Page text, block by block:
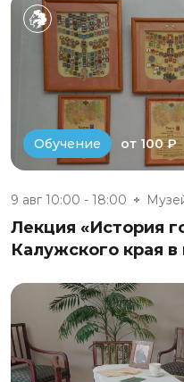
Обучение от 100 ₽
9 авг 10:00 - 18:00
Лекция «История
Калужского края в